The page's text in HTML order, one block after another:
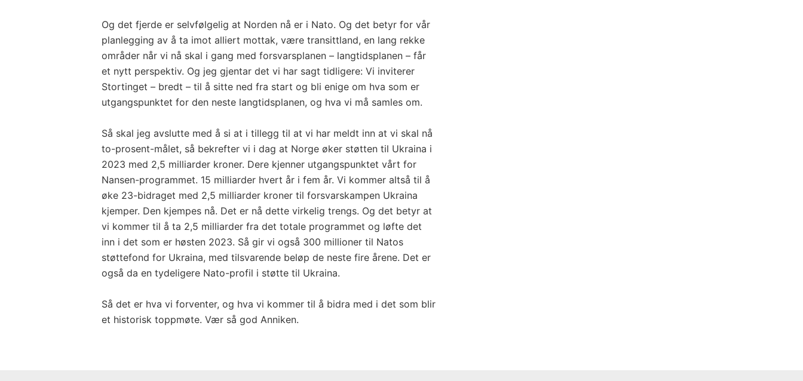
Og det fjerde er selvfølgelig at Norden nå er i Nato. Og det betyr for vår
planlegging av å ta imot alliert mottak, være transittland, en lang rekke
områder når vi nå skal i gang med forsvarsplanen – langtidsplanen – får
et nytt perspektiv. Og jeg gjentar det vi har sagt tidligere: Vi inviterer
Stortinget – bredt – til å sitte ned fra start og bli enige om hva som er
utgangspunktet for den neste langtidsplanen, og hva vi må samles om.
Så skal jeg avslutte med å si at i tillegg til at vi har meldt inn at vi skal nå
to-prosent-målet, så bekrefter vi i dag at Norge øker støtten til Ukraina i
2023 med 2,5 milliarder kroner. Dere kjenner utgangspunktet vårt for
Nansen-programmet. 15 milliarder hvert år i fem år. Vi kommer altså til å
øke 23-bidraget med 2,5 milliarder kroner til forsvarskampen Ukraina
kjemper. Den kjempes nå. Det er nå dette virkelig trengs. Og det betyr at
vi kommer til å ta 2,5 milliarder fra det totale programmet og løfte det
inn i det som er høsten 2023. Så gir vi også 300 millioner til Natos
støttefond for Ukraina, med tilsvarende beløp de neste fire årene. Det er
også da en tydeligere Nato-profil i støtte til Ukraina.
Så det er hva vi forventer, og hva vi kommer til å bidra med i det som blir
et historisk toppmøte. Vær så god Anniken.